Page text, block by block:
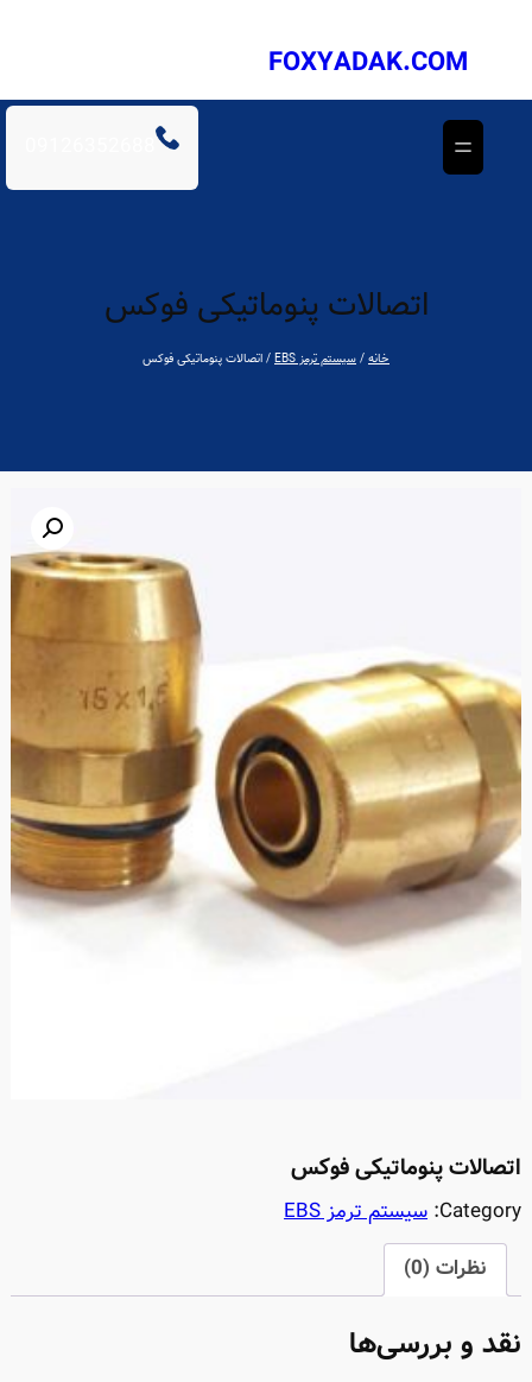
FOXYADAK.COM
اتصالات پنوماتیکی فوکس
خانه/سیستم ترمز EBS / اتصالات پنوماتیکی فوکس
اتصالات پنوماتیکی فوکس
Category: سیستم ترمز EBS
نظرات (0)
نقد و بررسی‌ها